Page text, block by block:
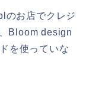
のお店でクレジ
Bloom design
を使っていな